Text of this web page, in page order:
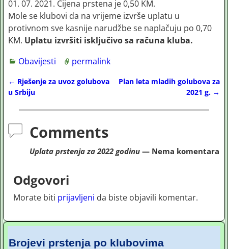
01. 07. 2021. Cijena prstena je 0,50 KM.
Mole se klubovi da na vrijeme izvrše uplatu u
protivnom sve kasnije narudžbe se naplačuju po 0,70
KM. Uplatu izvršiti isključivo sa računa kluba.
Obavijesti
permalink
Post navigation
← Rješenje za uvoz golubova
u Srbiju
Plan leta mladih golubova za
2021 g. →
Comments
Uplata prstenja za 2022 godinu— Nema komentara
Odgovori
Morate biti prijavljeni da biste objavili komentar.
Brojevi prstenja po klubovima